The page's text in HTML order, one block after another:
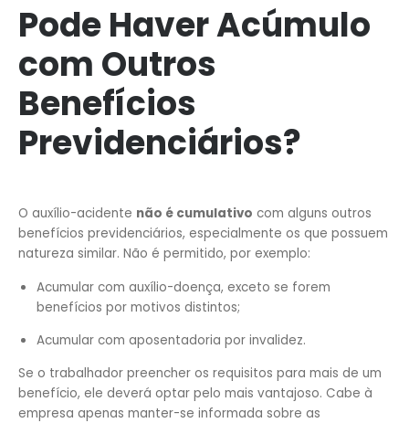
Pode Haver Acúmulo
com Outros
Benefícios
Previdenciários?
O auxílio-acidente não é cumulativo com alguns outros
benefícios previdenciários, especialmente os que possuem
natureza similar. Não é permitido, por exemplo:
Acumular com auxílio-doença, exceto se forem
benefícios por motivos distintos;
Acumular com aposentadoria por invalidez.
Se o trabalhador preencher os requisitos para mais de um
benefício, ele deverá optar pelo mais vantajoso. Cabe à
empresa apenas manter-se informada sobre as